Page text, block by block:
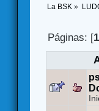
La BSK »
Páginas: [1